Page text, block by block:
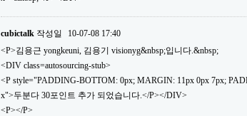
cubictalk 작성일
10-07-08 17:40
<P>김용근 yongkeuni, 김용기 visionyg&nbsp;입니다.&nbsp;
<DIV class=autosourcing-stub>
<P style="PADDING-BOTTOM: 0px; MARGIN: 11px 0px 7px;
x">두분다 30포인트 추가 되었습니다.</P></DIV>
<P></P>